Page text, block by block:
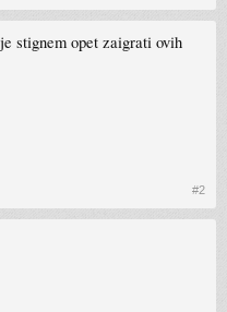
stignem opet zaigrati ovih
#2